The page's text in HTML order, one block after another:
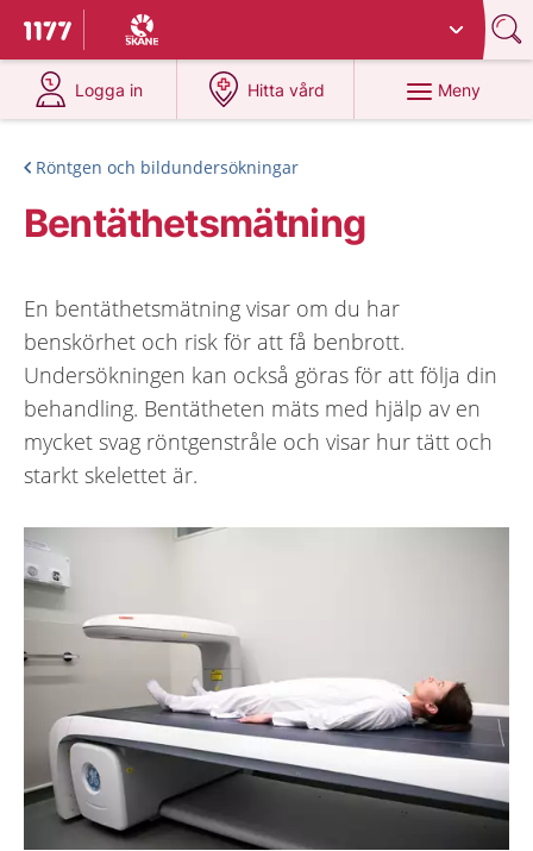
Till startsidan för 1177
Du har valt region
Logga in
på 1177.se
Hitta vård
på 1177.se
Meny
Röntgen och bildundersökningar
Bentäthetsmätning
En bentäthetsmätning visar om du har
benskörhet och risk för att få benbrott.
Undersökningen kan också göras för att följa din
behandling. Bentätheten mäts med hjälp av en
mycket svag röntgenstråle och visar hur tätt och
starkt skelettet är.